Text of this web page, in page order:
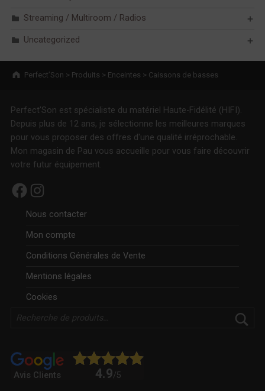
Streaming / Multiroom / Radios
Uncategorized
Breadcrumbs navigation
Perfect’Son > Produits > Enceintes > Caissons de basses
Perfect'Son est spécialiste du matériel Haute-Fidélité (HIFI).
Depuis plus de 12 ans, je sélectionne les meilleures marques
pour vous proposer des offres d'une qualité irréprochable.
Mon magasin de Pau vous accueille pour vous faire découvrir
votre futur équipement.
Facebook Instagram
Nous contacter
Mon compte
Conditions Générales de Vente
Mentions légales
Cookies
Avis Clients 4.9/5